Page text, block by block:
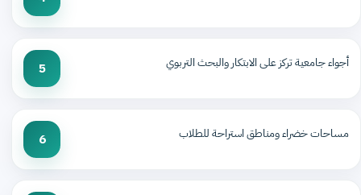
أجواء جامعية تركز على الابتكار والبحث التربوي 5
مساحات خضراء ومناطق استراحة للطلاب 6